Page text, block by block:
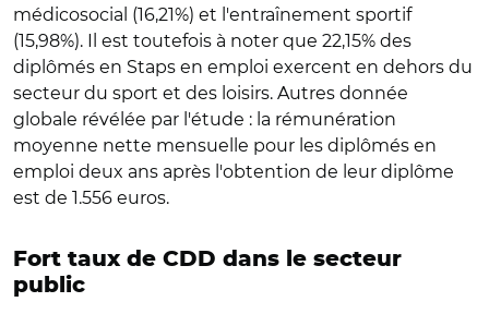
médicosocial (16,21%) et l'entraînement sportif
(15,98%). Il est toutefois à noter que 22,15% des
diplômés en Staps en emploi exercent en dehors du
secteur du sport et des loisirs. Autres donnée
globale révélée par l'étude : la rémunération
moyenne nette mensuelle pour les diplômés en
emploi deux ans après l'obtention de leur diplôme
est de 1.556 euros.
Fort taux de CDD dans le secteur
public